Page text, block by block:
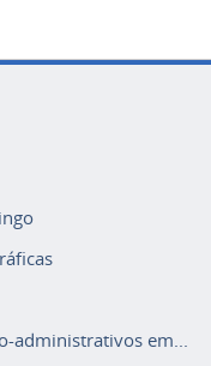
em...